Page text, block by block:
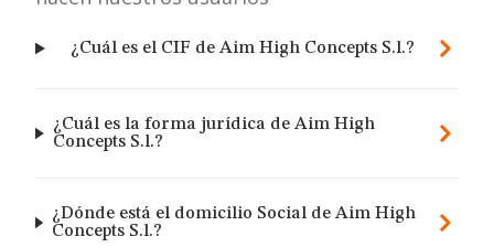
¿Cuál es el CIF de Aim High Concepts S.l.?
¿Cuál es la forma jurídica de Aim High
Concepts S.l.?
¿Dónde está el domicilio Social de Aim High
Concepts S.l.?